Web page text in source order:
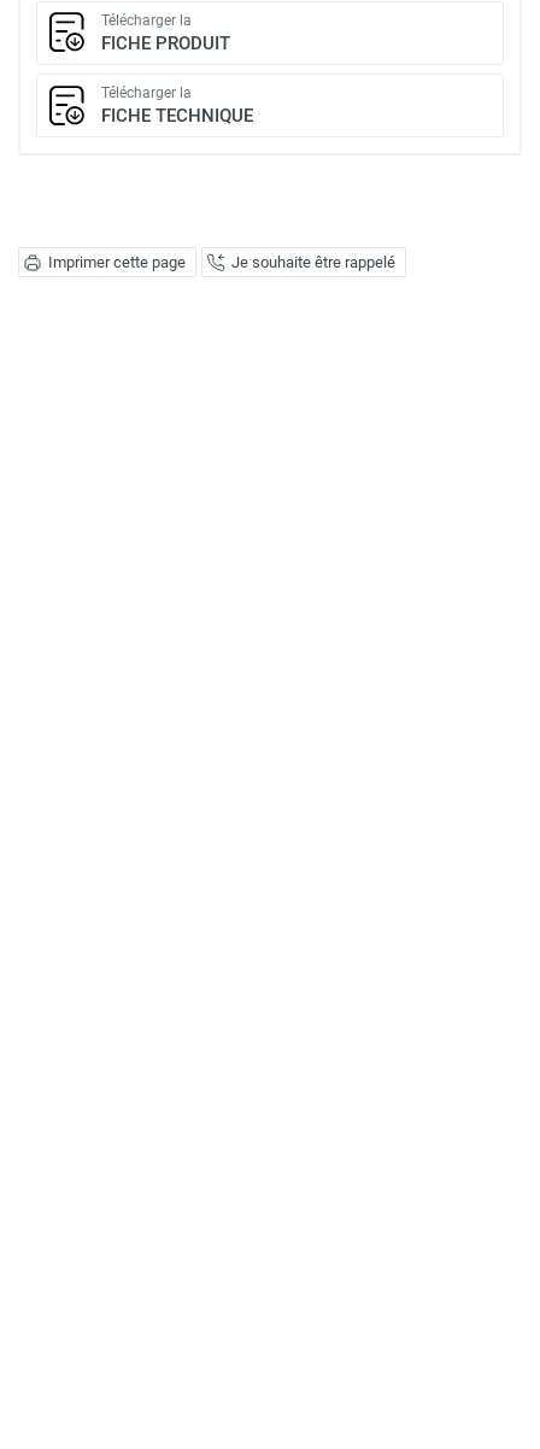
Imprimer cette page Je souhaite être rappelé
Télécharger la
FICHE PRODUIT
Télécharger la
FICHE TECHNIQUE